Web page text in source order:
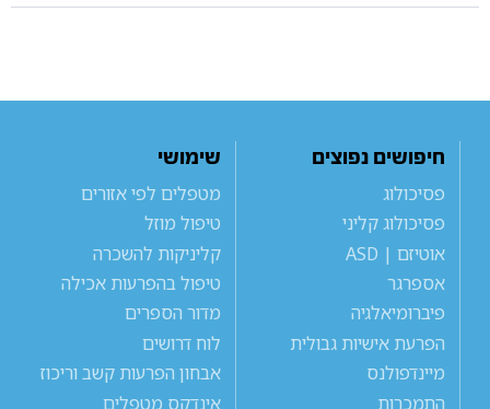
חיפושים נפוצים
פסיכולוג
פסיכולוג קליני
אוטיזם | ASD
אספרגר
פיברומיאלגיה
הפרעת אישיות גבולית
מיינדפולנס
התמכרות
שימושי
מטפלים לפי אזורים
טיפול מוזל
קליניקות להשכרה
טיפול בהפרעות אכילה
מדור הספרים
לוח דרושים
אבחון הפרעות קשב וריכוז
אינדקס מטפלים